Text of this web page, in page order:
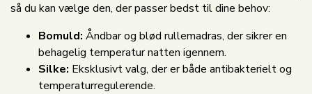
så du kan vælge den, der passer bedst til dine behov:
Bomuld: Åndbar og blød rullemadras, der sikrer en
behagelig temperatur natten igennem.
Silke: Eksklusivt valg, der er både antibakterielt og
temperaturregulerende.